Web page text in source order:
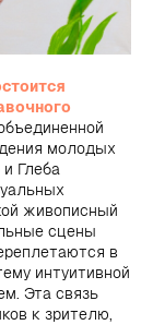
молодых
Глеба
живописный
сцены
в
интуитивной
Эта связь
к зрителю,